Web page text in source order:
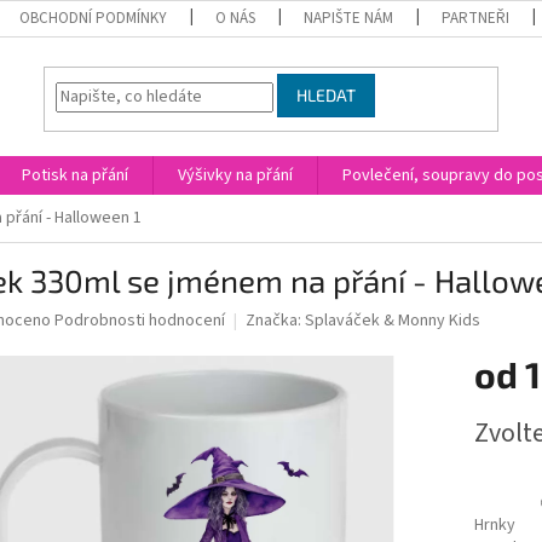
OBCHODNÍ PODMÍNKY O NÁS NAPIŠTE NÁM PARTNEŘI
HLEDAT
Potisk na přání Výšivky na přání
Povlečení, soupravy do
- Halloween 1
330ml se jménem na přání -
Podrobnosti hodnocení Značka: Splaváček & Monny Kids
od
cena:
Hrnky